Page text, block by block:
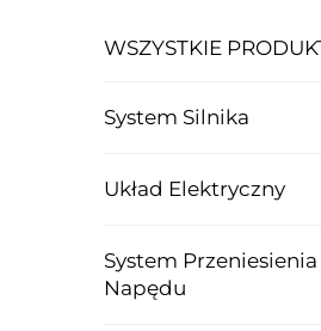
WSZYSTKIE
System Silnika
Układ Elektryczny
System Przeniesienia
Napędu